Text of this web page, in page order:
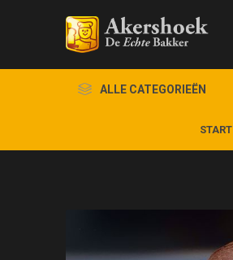
ALLE CATEGORIEËN
START